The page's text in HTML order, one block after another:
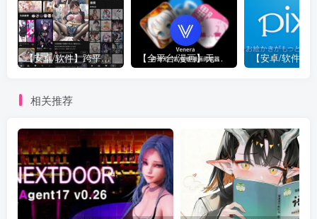
【安卓/软件】跨平台免代理直连P站 Pixez-Flutter V0.9.105 动图 | 以图搜源 | 批量下载 | Pixiv | 漫画 小说 插图 【全平台/漫画】无广告 漫画阅读器 Venera 支持 禁漫/哔咔/拷贝漫画源 更新 v1.6.3 附带 漫画源 部分地址已更新 安卓 | Mac | IOS | Widows
相关推荐